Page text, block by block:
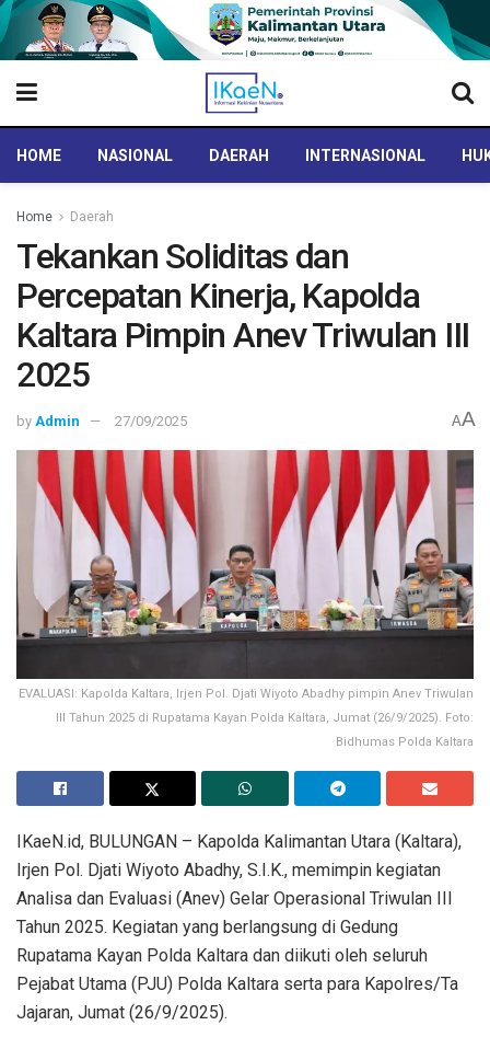
HOME NASIONAL DAERAH INTERNASIONAL
Home Daerah
Tekankan Soliditas dan
Percepatan Kinerja, Kapolda
Kaltara Pimpin Anev Triwulan III
2025
by Admin 27/09/2025 AA
EVALUASI: Kapolda Kaltara, Irjen Pol. Djati Wiyoto Abadhy pimpin Anev Triwulan
III Tahun 2025 di Rupatama Kayan Polda Kaltara, Jumat (26/9/2025). Foto:
Bidhumas Polda Kaltara
IKaeN.id, BULUNGAN – Kapolda Kalimantan Utara (Kaltara),
Irjen Pol. Djati Wiyoto Abadhy, S.I.K., memimpin kegiatan
Analisa dan Evaluasi (Anev) Gelar Operasional Triwulan III
Tahun 2025. Kegiatan yang berlangsung di Gedung
Rupatama Kayan Polda Kaltara dan diikuti oleh seluruh
Pejabat Utama (PJU) Polda Kaltara serta para Kapolres/Ta
Jajaran, Jumat (26/9/2025).